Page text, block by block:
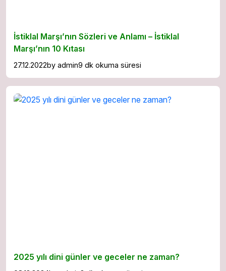
İstiklal Marşı’nın Sözleri ve Anlamı – İstiklal
Marşı’nın 10 Kıtası
27.12.2022by admin9 dk okuma süresi
2025 yılı dini günler ve geceler ne zaman?